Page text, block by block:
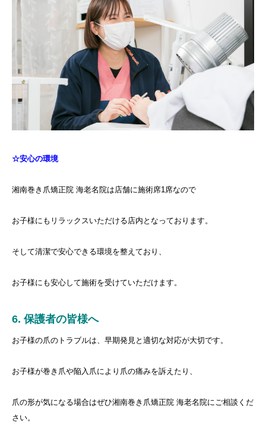
☆安心の環境
湘南巻き爪矯正院 海老名院は店舗に施術席1席なので
お子様にもリラックスいただける店内となっております。
そして清潔で安心できる環境を整えており、
お子様にも安心して施術を受けていただけます。
6. 保護者の皆様へ
お子様の爪のトラブルは、早期発見と適切な対応が大切です。
お子様が巻き爪や陥入爪により爪の痛みを訴えたり、
爪の形が気になる場合はぜひ湘南巻き爪矯正院 海老名院にご相談くだ
さい。